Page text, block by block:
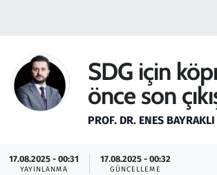
SDG için
önce son
PROF. DR. ENES BAYRAKLI
17.08.2025 - 00:31
YAYINLANMA
17.08.2025 - 00:32
GÜNCELLEME
Haber
Kültür Sanat
Lezzet Durağı